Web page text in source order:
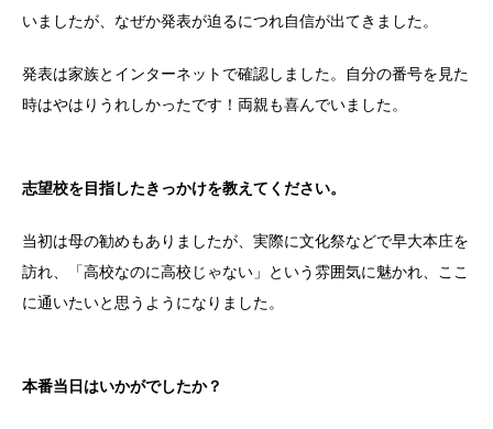
いましたが、なぜか発表が迫るにつれ自信が出てきました。
発表は家族とインターネットで確認しました。自分の番号を見た
時はやはりうれしかったです！両親も喜んでいました。
志望校を目指したきっかけを教えてください。
当初は母の勧めもありましたが、実際に文化祭などで早大本庄を
訪れ、「高校なのに高校じゃない」という雰囲気に魅かれ、ここ
に通いたいと思うようになりました。
本番当日はいかがでしたか？